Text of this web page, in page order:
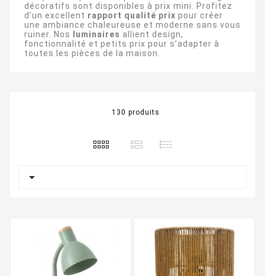
décoratifs sont disponibles à prix mini. Profitez
d’un excellent rapport qualité prix pour créer
une ambiance chaleureuse et moderne sans vous
ruiner. Nos
luminaires allient design,
fonctionnalité et petits prix pour s’adapter à
toutes les pièces de la maison.
130 produits
